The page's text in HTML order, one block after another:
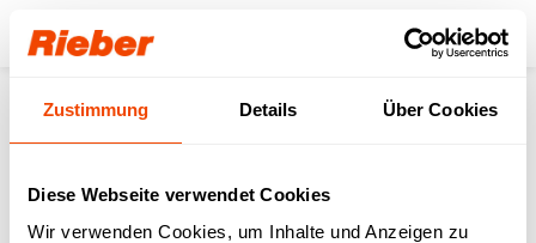
Zustimmung Details Über Cookies
Diese Webseite verwendet Cookies
Wir verwenden Cookies, um Inhalte und Anzeigen zu
Login
Speisenverteilung
Essen auf Rädern